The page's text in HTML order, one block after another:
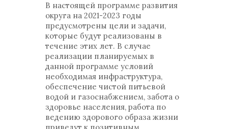
В настоящей программе развития
округа на 2021-2023 годы
предусмотрены цели и задачи,
которые будут реализованы в
течение этих лет. В случае
реализации планируемых в
данной программе условий
необходимая инфраструктура,
обеспечение чистой питьевой
водой и газоснабжением, забота о
здоровье населения, работа по
ведению здорового образа жизни